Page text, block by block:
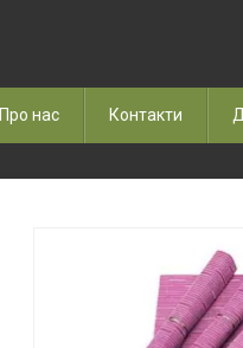
Про нас Контакти